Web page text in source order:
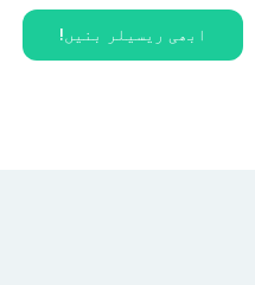
ابھی ریسیلر بنیں!